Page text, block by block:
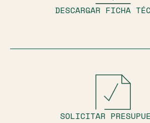
DESCARGAR FICHA
SOLICITAR